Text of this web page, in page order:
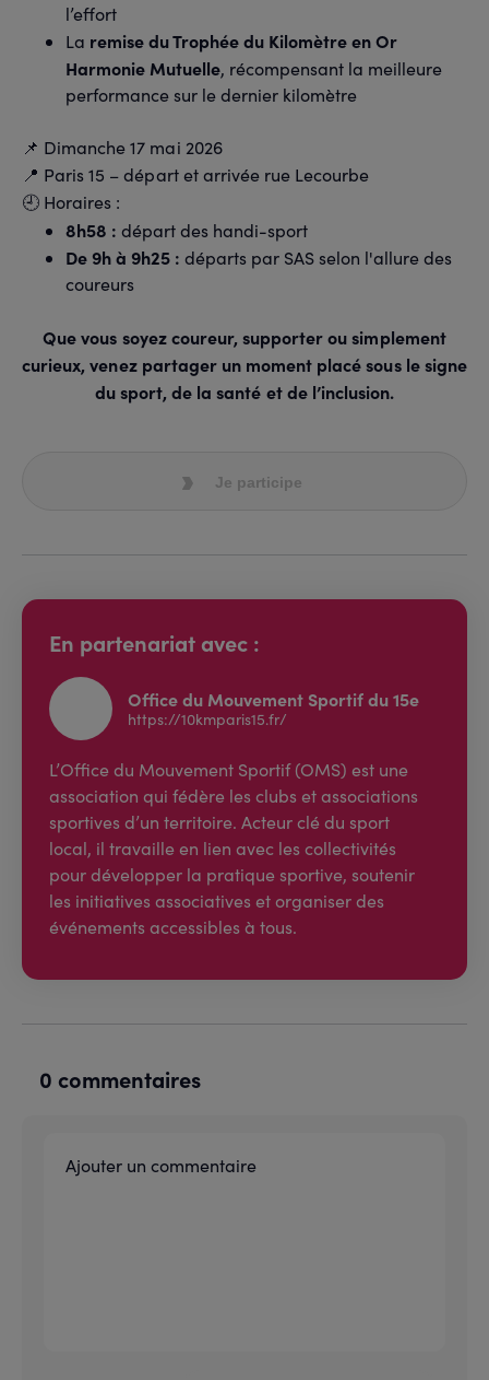
l’effort
La remise du Trophée du Kilomètre en Or
Harmonie Mutuelle, récompensant la meilleure
performance sur le dernier kilomètre
📌 Dimanche 17 mai 2026
📍 Paris 15 – départ et arrivée rue Lecourbe
🕘 Horaires :
8h58 : départ des handi-sport
De 9h à 9h25 : départs par SAS selon l'allure des
coureurs
Que vous soyez coureur, supporter ou simplement
curieux, venez partager un moment placé sous le signe
du sport, de la santé et de l’inclusion.
Je participe
0 commentaires
En partenariat avec :
Office du Mouvement Sportif du 15e
https://10kmparis15.fr/
L’Office du Mouvement Sportif (OMS) est une
association qui fédère les clubs et associations
sportives d’un territoire. Acteur clé du sport
local, il travaille en lien avec les collectivités
pour développer la pratique sportive, soutenir
les initiatives associatives et organiser des
événements accessibles à tous.